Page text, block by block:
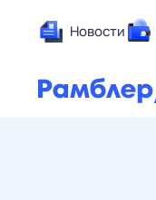
Новости